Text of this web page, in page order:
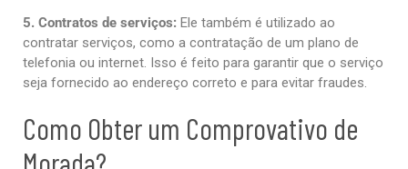
5. Contratos de serviços: Ele também é utilizado ao
contratar serviços, como a contratação de um plano de
telefonia ou internet. Isso é feito para garantir que o serviço
seja fornecido ao endereço correto e para evitar fraudes.
Como Obter um Comprovativo de